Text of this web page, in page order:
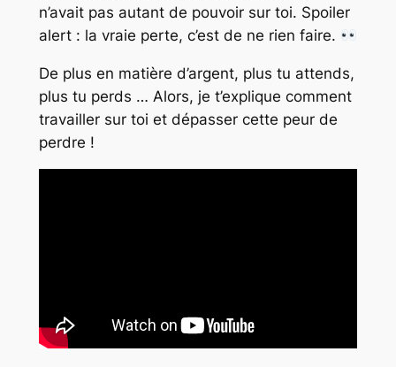
n’avait pas autant de pouvoir sur toi. Spoiler
alert : la vraie perte, c’est de ne rien faire.
De plus en matière d’argent, plus tu attends,
plus tu perds … Alors, je t’explique comment
travailler sur toi et dépasser cette peur de
perdre !